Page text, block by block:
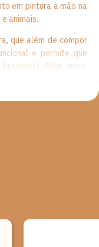
em pintura à mão na
animais.
que além de compor
e permite que
Além disso,
(PI)